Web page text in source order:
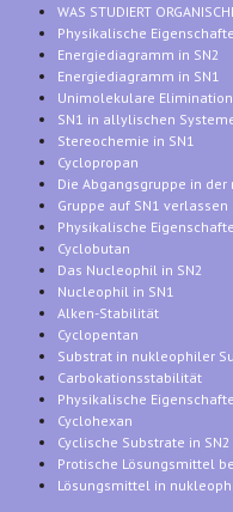
WAS STUDIERT
Physikalische
Energiediagramm in SN2
Energiediagramm in SN1
Unimolekulare Elimination
SN1 in allylischen
Stereochemie in SN1
Cyclopropan
Die Abgangsgruppe in
Gruppe auf SN1 verlassen
Physikalische
Cyclobutan
Das Nucleophil in SN2
Nucleophil in SN1
Alken-Stabilität
Cyclopentan
Substrat in nukleophiler
Carbokationsstabilität
Physikalische
Cyclohexan
Cyclische Substrate in SN2
Protische Lösungsmittel
Lösungsmittel in